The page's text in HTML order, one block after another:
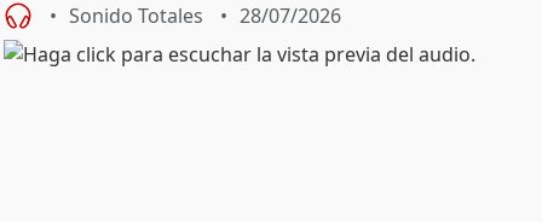
Sonido Totales 28/07/2026